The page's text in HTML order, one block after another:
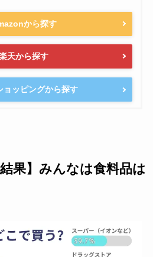
から探す
天から探す
ョッピングから探す
果】みんなは食料品は